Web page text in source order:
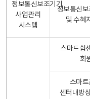
정보통신보조기기
사업관리
시스템
정보통신
및 수혜
스마트쉼
회
스마
센터내방